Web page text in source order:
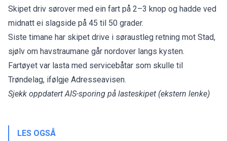
Skipet driv sørover med ein fart på 2–3 knop og hadde ved
midnatt ei slagside på 45 til 50 grader.
Siste timane har skipet drive i søraustleg retning mot Stad,
sjølv om havstraumane går nordover langs kysten.
Fartøyet var lasta med servicebåtar som skulle til
Trøndelag, ifølgje Adresseavisen.
Sjekk oppdatertAIS-sporing på lasteskipet (ekstern lenke)
LES OGSÅ